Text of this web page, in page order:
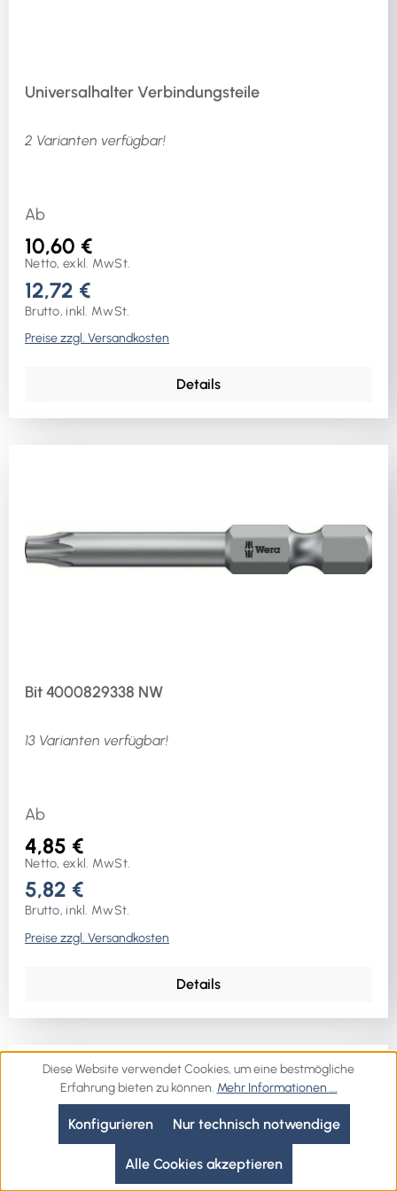
Klapptasche
Universalhalter Verbindungsteile
2 Varianten verfügbar!
Ab
10,60 €
Netto, exkl. MwSt.
12,72 €
Brutto, inkl. MwSt.
Preise zzgl. Versandkosten
Details
Bit 4000829338 NW
13 Varianten verfügbar!
Ab
4,85 €
Netto, exkl. MwSt.
5,82 €
Brutto, inkl. MwSt.
Preise zzgl. Versandkosten
Details
Diese Website verwendet Cookies, um eine bestmögliche
Erfahrung bieten zu können. Mehr Informationen ...
Nur technisch notwendige
Konfigurieren
Alle Cookies akzeptieren